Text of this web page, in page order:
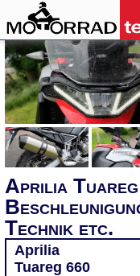
Aprilia
Technik etc.
Aprilia
Tuareg 660